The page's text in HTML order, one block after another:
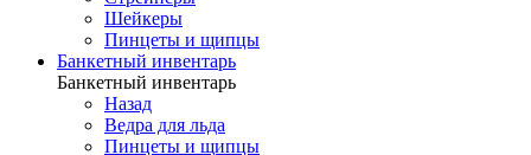
Шейкеры
Пинцеты и щипцы
Банкетный инвентарь
Банкетный инвентарь
Назад
Ведра для льда
Пинцеты и щипцы